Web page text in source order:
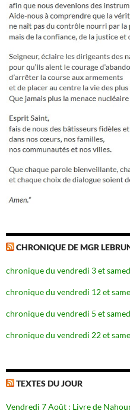
CHRONIQUE DE MGR
chronique du vendredi 3 et
chronique du vendredi 12 et
chronique du vendredi 5 et
chronique du vendredi 22 et
TEXTES DU JOUR
Vendredi 7 Août : Livre de